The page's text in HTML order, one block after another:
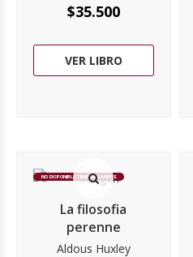
$35.500
VER LIBRO
NO DISPONIBLE TEMPORALMENTE
La filosofia
perenne
Aldous Huxley